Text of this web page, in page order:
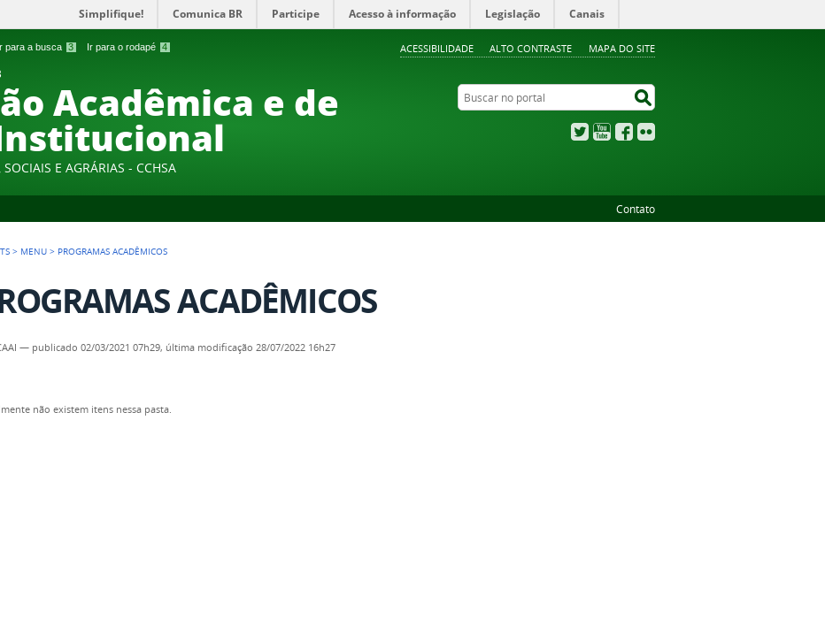
para a busca 3 Ir para o rodapé 4 ACESSIBILIDADE ALTO CONTRASTE MAPA DO SITE
Simplifique! Comunica BR Participe Acesso à informação Legislação Canais
Acadêmica e de
E AGRÁRIAS - CCHSA
Buscar no portal
TwitterYouTubeFacebook
Contato
> MENU > PROGRAMAS ACADÊMICOS
ACADÊMICOS
— publicado 02/03/2021 07h29, última modificação 28/07/2022 16h27
não existem itens nessa pasta.